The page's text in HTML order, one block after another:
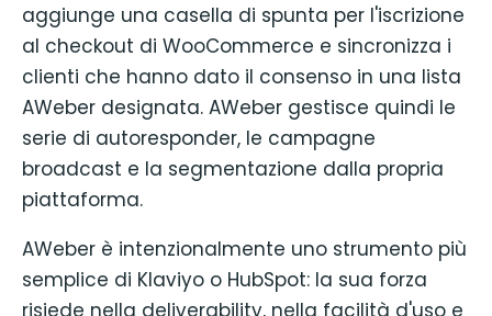
aggiunge una casella di spunta per l'iscrizione
al checkout di WooCommerce e sincronizza i
clienti che hanno dato il consenso in una lista
AWeber designata. AWeber gestisce quindi le
serie di autoresponder, le campagne
broadcast e la segmentazione dalla propria
piattaforma.
AWeber è intenzionalmente uno strumento più
semplice di Klaviyo o HubSpot: la sua forza
risiede nella deliverability, nella facilità d'uso e